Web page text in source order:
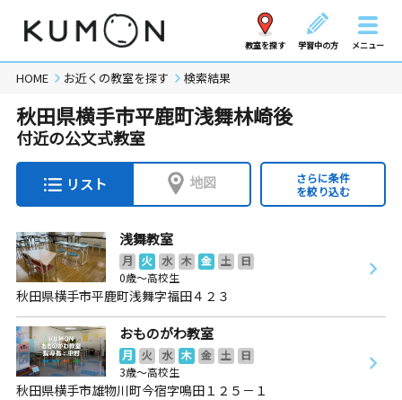
教室を探す 学習中の方 メニュー
HOME お近くの教室を探す 検索結果
秋田県横手市平鹿町浅舞林崎後
付近の公文式教室
リスト 地図
さらに条件
を絞り込む
浅舞教室
月 火 水 木 金 土
日
0歳～高校生
秋田県横手市平鹿町浅舞字福田４２３
おものがわ教室
月 火 水 木 金 土
日
3歳～高校生
秋田県横手市雄物川町今宿字鳴田１２５－１